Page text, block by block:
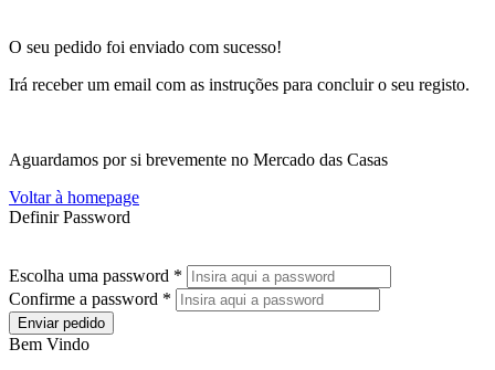
O seu pedido foi enviado com sucesso!
Irá receber um email com as instruções para concluir o seu registo.
Aguardamos por si brevemente no Mercado das Casas
Voltar à homepage
Definir Password
Escolha uma password *
Confirme a password *
Enviar pedido
Bem Vindo